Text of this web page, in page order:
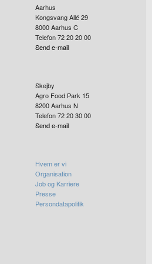
Aarhus
Kongsvang Allé 29
8000Aarhus C
Telefon 72 20 20 00
Send e-mail
Skejby
Agro Food Park 15
8200Aarhus N
Telefon 72 20 30 00
Send e-mail
Hvem er vi
Organisation
Job og Karriere
Presse
Persondatapolitik